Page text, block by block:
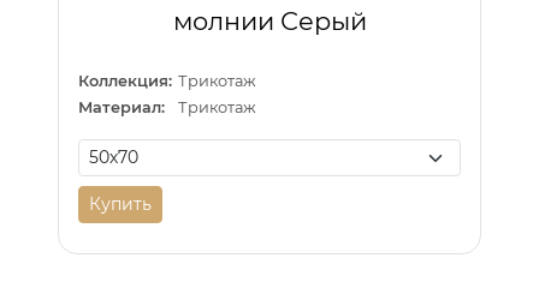
молнии Серый
Коллекция: Трикотаж
Материал:
Трикотаж
Купить